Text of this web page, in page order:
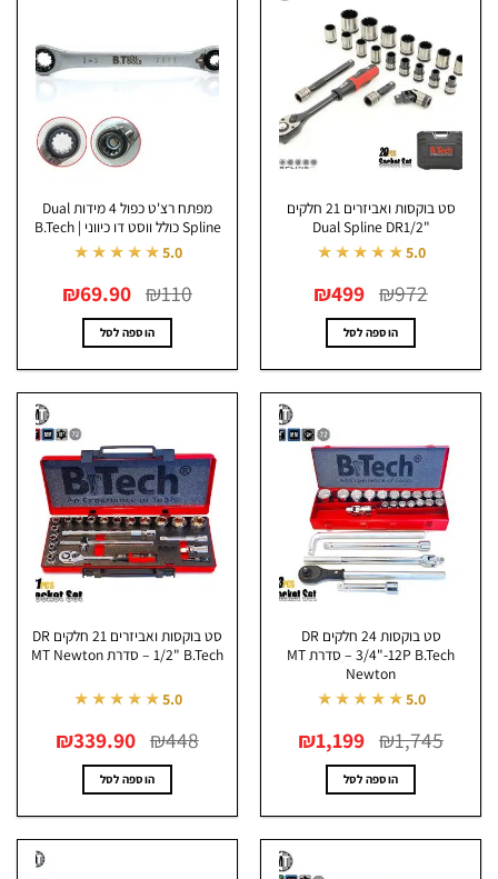
סט בוקסות ואביזרים 21 חלקים
★★★★★
₪ המקורי
היה:
₪972.
₪ 499 הנוכחי
הוא:
₪499.
הוספה לסל
מפתח רצ'ט כפול 4 מידות Dual
★★★★★
₪ המקורי
היה:
₪110.
₪69.90 הנוכחי
הוא:
₪69.90.
הוספה לסל
סט בוקסות 24 חלקים DR
3/4"-12P B.Tech – סדרת MT
Newton
★★★★★
₪1,745 המקורי
היה:
₪1,745.
₪1,199 הנוכחי
הוא:
₪1,199.
הוספה לסל
סט בוקסות ואביזרים 21 חלקים DR
1/2" B.Tech – סדרת MT Newton
★★★★★
₪ המקורי
היה:
₪448.
₪339.90 הנוכחי
הוא:
₪339.90.
הוספה לסל